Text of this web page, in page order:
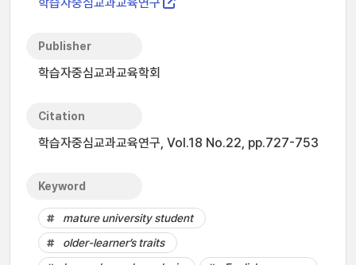
Publisher
학습자중심교과교육학회
Citation
학습자중심교과교육연구, Vol.18 No.22, pp.727-753
Keyword
mature university student
older-learner’s traits